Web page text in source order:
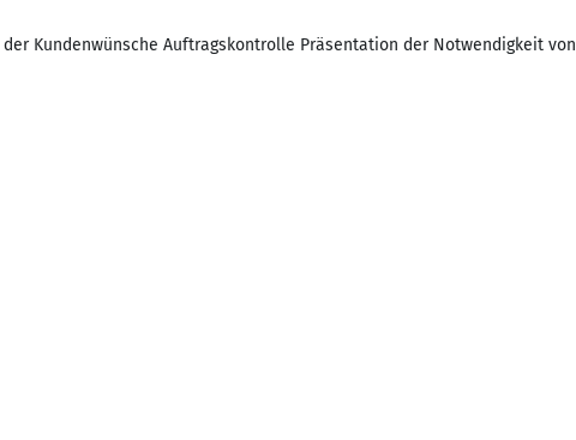
Kundenwünsche Auftragskontrolle Präsentation der Notwendigkeit von